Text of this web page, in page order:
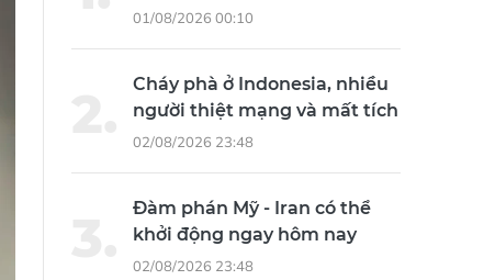
01/08/2026 00:10
Cháy phà ở Indonesia, nhiều
người thiệt mạng và mất tích
02/08/2026 23:48
Đàm phán Mỹ - Iran có thể
khởi động ngay hôm nay
02/08/2026 23:48